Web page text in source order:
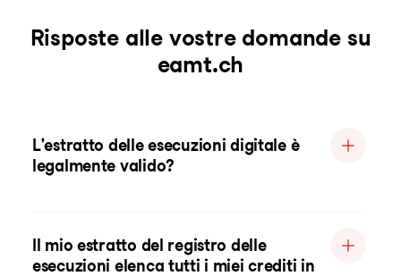
Risposte alle vostre domande su
eamt.ch
L'estratto delle esecuzioni digitale è
legalmente valido?
Il mio estratto del registro delle
esecuzioni elenca tutti i miei crediti in